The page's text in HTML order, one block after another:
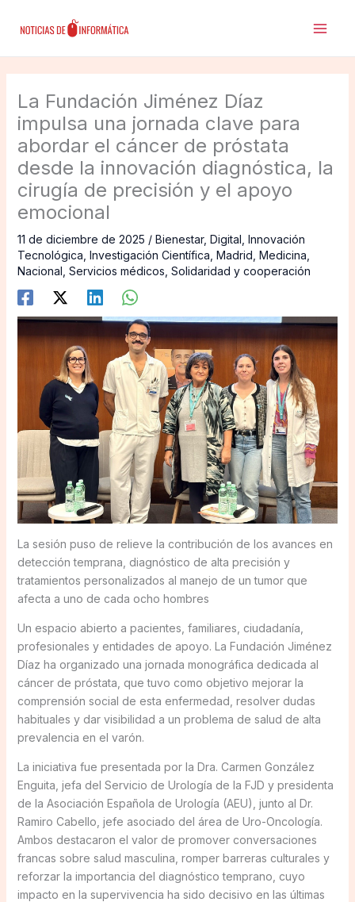
La Fundación Jiménez Díaz
impulsa una jornada clave para
abordar el cáncer de próstata
desde la innovación diagnóstica, la
cirugía de precisión y el apoyo
emocional
11 de diciembre de 2025 / Bienestar, Digital Innovación
Tecnológica Investigación Científica Madrid Medicina
Nacional Servicios médicos Solidaridad y cooperación
La sesión puso de relieve la contribución de los avances en
detección temprana, diagnóstico de alta precisión y
tratamientos personalizados al manejo de un tumor que
afecta a uno de cada ocho hombres
Un espacio abierto a pacientes, familiares, ciudadanía,
profesionales y entidades de apoyo. La Fundación Jiménez
Díaz ha organizado una jornada monográfica dedicada al
cáncer de próstata, que tuvo como objetivo mejorar la
comprensión social de esta enfermedad, resolver dudas
habituales y dar visibilidad a un problema de salud de alta
prevalencia en el varón.
La iniciativa fue presentada por la Dra. Carmen González
Enguita, jefa del Servicio de Urología de la FJD y presidenta
de la Asociación Española de Urología (AEU), junto al Dr.
Ramiro Cabello, jefe asociado del área de Uro-Oncología.
Ambos destacaron el valor de promover conversaciones
francas sobre salud masculina, romper barreras culturales y
reforzar la importancia del diagnóstico temprano, cuyo
impacto en la supervivencia ha sido decisivo en las últimas